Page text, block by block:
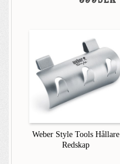
Weber Style Tools Hållare
Redskap